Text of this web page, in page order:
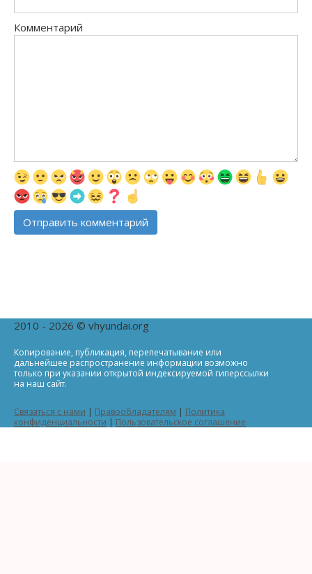
Комментарий
2010 - 2026 © vhyundai.org
Копирование, публикация, перепечатывание или
дальнейшее распространение информации возможно
только при указании открытой индексируемой гиперссылки
на наш сайт.
Связаться с нами | Правообладателям | Политика
конфиденциальности | Пользовательское соглашение